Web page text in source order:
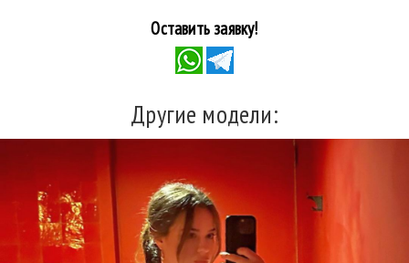
Оставить заявку!
Другие модели: